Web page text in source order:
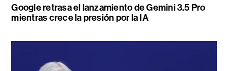
Google retrasa el lanzamiento de Gemini 3.5 Pro
mientras crece la presión por la IA